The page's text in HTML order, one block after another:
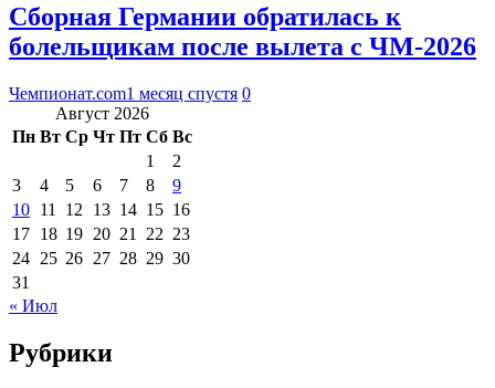
Сборная Германии обратилась к
болельщикам после вылета с ЧМ-2026
Чемпионат.com1 месяц спустя 0
Август 2026
Пн Вт Ср Чт Пт Сб Вс
1
2
3
4 5 6 7 8
9
10 11 12 13 14 15 16
17 18 19 20 21 22 23
24 25 26 27 28 29 30
31
« Июл
Рубрики